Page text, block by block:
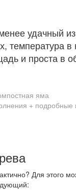
удачный
температура
и проста в
яма
Для этого